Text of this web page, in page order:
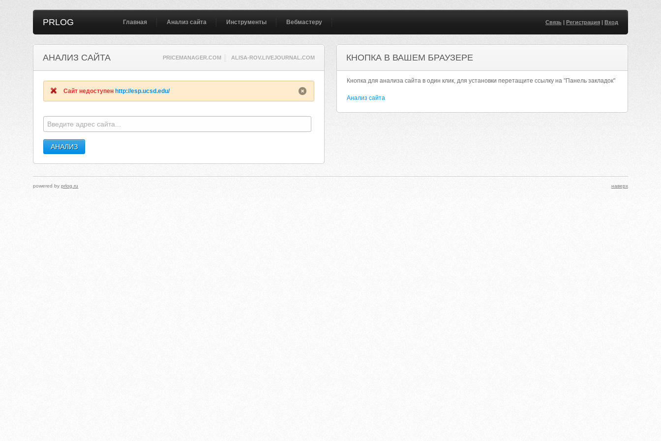
PRLOG Главная Анализ сайта Инструменты Вебмастеру Связь| Регистрация| Вход
АНАЛИЗ САЙТА PRICEMANAGER.COM ALISA-ROV.LIVEJOURNAL.COM
Сайт недоступен http://esp.ucsd.edu/
КНОПКА В ВАШЕМ БРАУЗЕРЕ
Кнопка для анализа сайта в один клик, для установки перетащите ссылку на "Панель закладок"
Анализ сайта
powered byprlog.ru наверх